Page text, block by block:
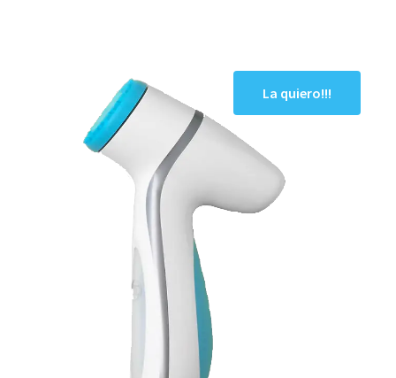
La quiero!!!